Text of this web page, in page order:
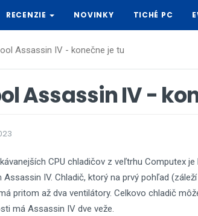
RECENZIE NOVINKY TICHÉ PC
Assassin IV - konečne je tu
Assassin IV -
CPU chladičov z veľtrhu Computex
Assassin IV. Chladič, ktorý na prvý pohľad
pritom až dva ventilátory. Celkovo chladič
má Assassin IV dve veže.